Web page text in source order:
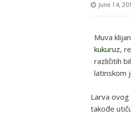
June 14,
Muva
kukuruz,
različitih
latinskom
Larva
takođe